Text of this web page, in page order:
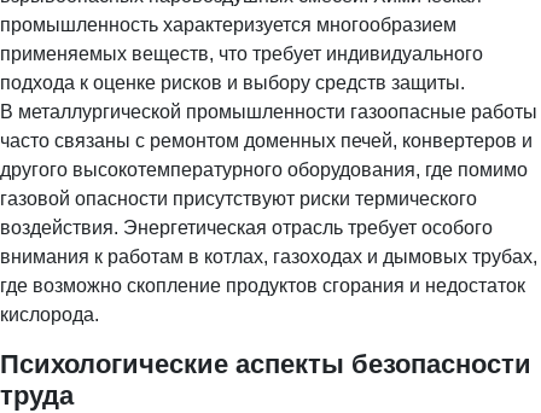
промышленность характеризуется многообразием
применяемых веществ, что требует индивидуального
подхода к оценке рисков и выбору средств защиты.
В металлургической промышленности газоопасные работы
часто связаны с ремонтом доменных печей, конвертеров и
другого высокотемпературного оборудования, где помимо
газовой опасности присутствуют риски термического
воздействия. Энергетическая отрасль требует особого
внимания к работам в котлах, газоходах и дымовых трубах,
где возможно скопление продуктов сгорания и недостаток
кислорода.
Психологические аспекты безопасности
труда